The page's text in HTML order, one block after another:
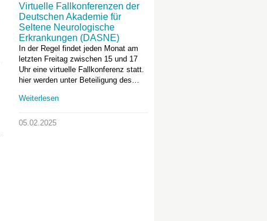
Virtuelle Fallkonferenzen der
Deutschen Akademie für
Seltene Neurologische
Erkrankungen (DASNE)
In der Regel findet jeden Monat am
letzten Freitag zwischen 15 und 17
Uhr eine virtuelle Fallkonferenz statt.
hier werden unter Beteiligung des…
Weiterlesen
05.02.2025